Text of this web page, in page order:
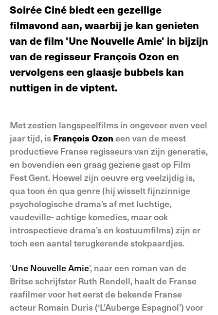
Soirée Ciné biedt een gezellige
filmavond aan, waarbij je kan genieten
van de film 'Une Nouvelle Amie' in bijzijn
van de regisseur François Ozon en
vervolgens een glaasje bubbels kan
nuttigen in de viptent.
Met zestien langspeelfilms in ongeveer even veel
jaar tijd, is François Ozon een van de meest
productieve Franse regisseurs van zijn generatie,
en bovendien een graag geziene gast op Film
Fest Gent. Hoewel zijn oeuvre erg veelzijdig is,
qua toon én qua genre (hij wisselt fijnzinnige
psychologische drama’s af met luchtige,
vaudeville- achtige komedies, maar ook
introspectieve drama’s en kostuumfilms) zijn er
toch een aantal terugkerende stokpaardjes.
'Une Nouvelle Amie’, naar een roman van de
Britse schrijfster Ruth Rendell, haalt de Franse
rasfilmer voor het eerst de bekende Franse
acteur Romain Duris (‘L’Auberge Espagnol’) voor